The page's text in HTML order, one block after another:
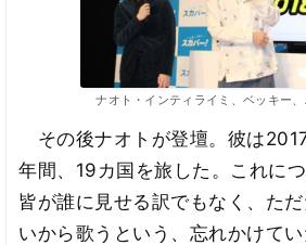
ナオト・インティライミ、ベッキー、
その後ナオトが登壇。彼は
年間、19カ国を旅した。これに
皆が誰に見せる訳でもなく、た
いから歌うという、忘れかけて